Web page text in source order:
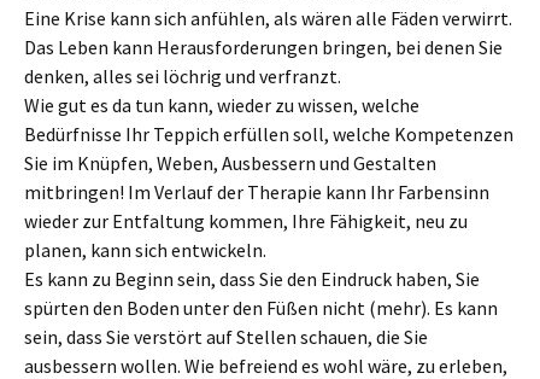
Eine Krise kann sich anfühlen, als wären alle Fäden verwirrt.
Das Leben kann Herausforderungen bringen, bei denen Sie
denken, alles sei löchrig und verfranzt.
Wie gut es da tun kann, wieder zu wissen, welche
Bedürfnisse Ihr Teppich erfüllen soll, welche Kompetenzen
Sie im Knüpfen, Weben, Ausbessern und Gestalten
mitbringen! Im Verlauf der Therapie kann Ihr Farbensinn
wieder zur Entfaltung kommen, Ihre Fähigkeit, neu zu
planen, kann sich entwickeln.
Es kann zu Beginn sein, dass Sie den Eindruck haben, Sie
spürten den Boden unter den Füßen nicht (mehr). Es kann
sein, dass Sie verstört auf Stellen schauen, die Sie
ausbessern wollen. Wie befreiend es wohl wäre, zu erleben,